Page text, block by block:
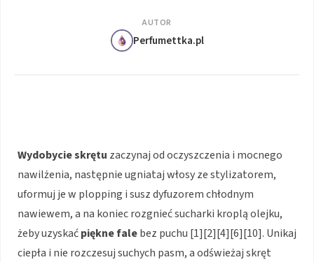
AUTOR
Perfumettka.pl
Wydobycie skrętu zaczynaj od oczyszczenia i mocnego
nawilżenia, następnie ugniataj włosy ze stylizatorem,
uformuj je w plopping i susz dyfuzorem chłodnym
nawiewem, a na koniec rozgnieć sucharki kroplą olejku,
żeby uzyskaćpiękne falebez puchu [1][2][4][6][10]. Unikaj
ciepła i nie rozczesuj suchych pasm, a odświeżaj skręt